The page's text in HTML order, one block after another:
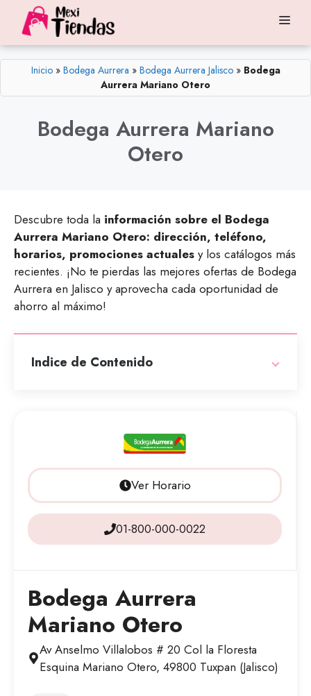
contenido
Inicio» Bodega Aurrera » Bodega Aurrera Jalisco» Bodega
Aurrera Mariano Otero
Bodega Aurrera Mariano
Otero
Descubre toda la información sobre el Bodega
Aurrera Mariano Otero: dirección, teléfono,
horarios, promociones actuales y los catálogos más
recientes. ¡No te pierdas las mejores ofertas de Bodega
Aurrera en Jalisco y aprovecha cada oportunidad de
ahorro al máximo!
Indice de Contenido
Ver Horario
01-800-000-0022
Bodega Aurrera
Mariano Otero
Av Anselmo Villalobos # 20 Col la Floresta
Esquina Mariano Otero, 49800 Tuxpan (Jalisco)